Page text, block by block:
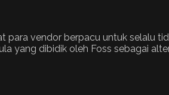
vendor berpacu untuk selalu
yang dibidik oleh Foss sebagai